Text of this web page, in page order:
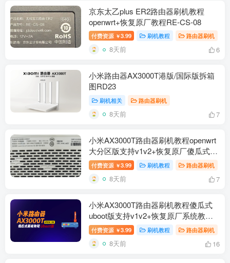
京东太乙plus ER2路由器刷机教程
openwrt+恢复原厂教程RE-CS-08
付费资源 ￥3.99 刷机教程 路由器刷机
8天前 6
小米路由器AX3000T港版/国际版拆箱
图RD23
刷机相关 路由器刷机
8天前 7
小米AX3000T路由器刷机教程openwrt
大分区版支持v1v2+恢复原厂傻瓜式
RD03/RD23
付费资源 ￥3.99 刷机教程 路由器刷机
8天前 7
小米AX3000T路由器刷机教程傻瓜式
uboot版支持v1v2+恢复原厂系统教程
RD03 RD23
付费资源 ￥3.99 刷机教程 路由器刷机
8天前 16